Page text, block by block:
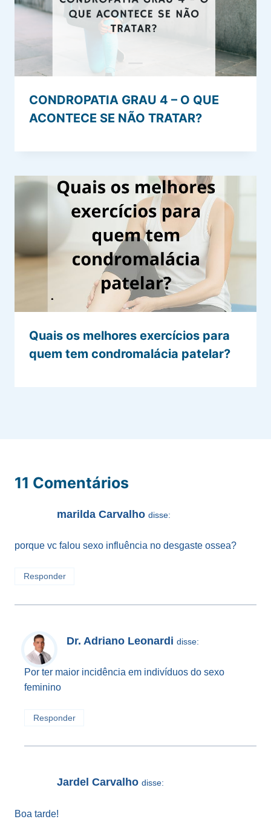
CONDROPATIA GRAU 4 – O QUE
ACONTECE SE NÃO TRATAR?
Quais os melhores exercícios para
quem tem condromalácia patelar?
11 Comentários
marilda Carvalho disse:
porque vc falou sexo influência no desgaste ossea?
Responder
Dr. Adriano Leonardi disse:
Por ter maior incidência em indivíduos do sexo
feminino
Responder
Jardel Carvalho disse:
Boa tarde!